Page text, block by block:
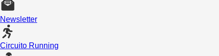
Newsletter
Circuito Running